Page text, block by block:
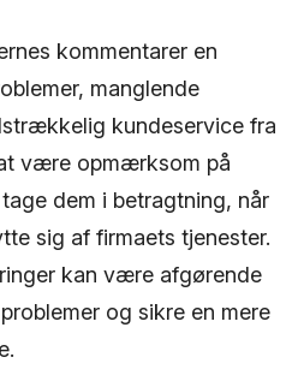
kommentarer en
manglende
kundeservice fra
være opmærksom på
dem i betragtning, når
sig af firmaets tjenester.
kan være afgørende
og sikre en mere